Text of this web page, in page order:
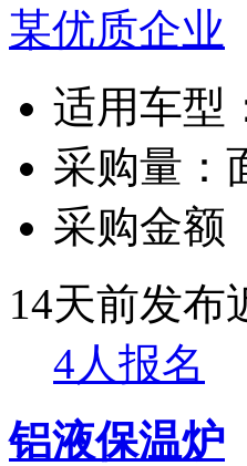
某优质企业
适用车型
采购量：
采购金额
14天前发布
4人报名
铝液保温炉